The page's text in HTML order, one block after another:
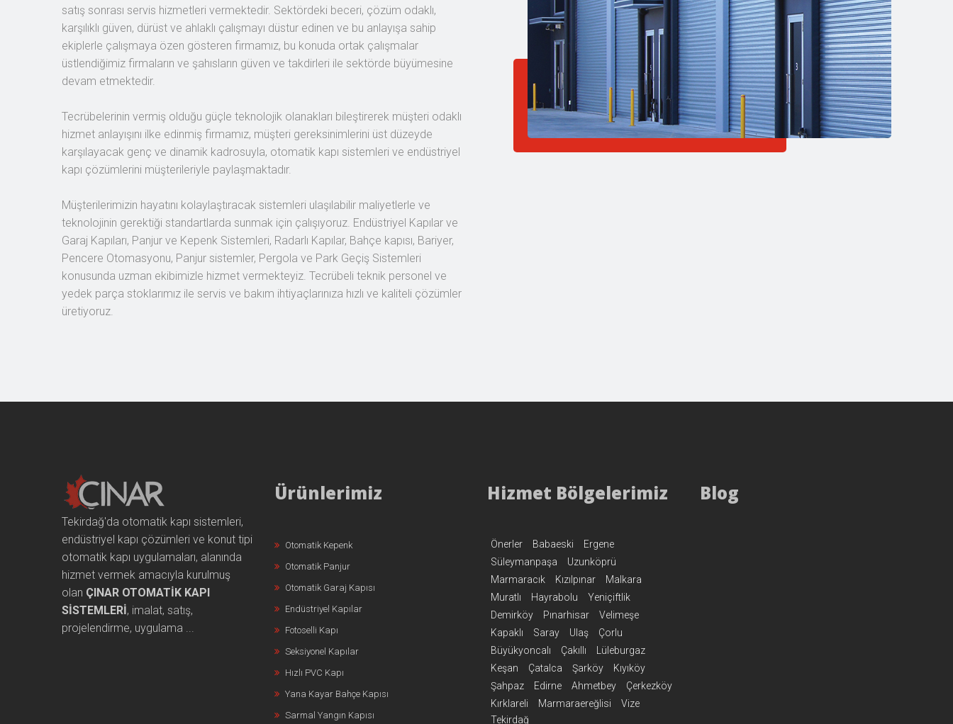
satış sonrası servis hizmetleri vermektedir. Sektördeki beceri, çözüm odaklı,
karşılıklı güven, dürüst ve ahlaklı çalışmayı düstur edinen ve bu anlayışa sahip
ekiplerle çalışmaya özen gösteren firmamız, bu konuda ortak çalışmalar
üstlendiğimiz firmaların ve şahısların güven ve takdirleri ile sektörde büyümesine
devam etmektedir.
Tecrübelerinin vermiş olduğu güçle teknolojik olanakları bileştirerek müşteri odaklı
hizmet anlayışını ilke edinmiş firmamız, müşteri gereksinimlerini üst düzeyde
karşılayacak genç ve dinamik kadrosuyla, otomatik kapı sistemleri ve endüstriyel
kapı çözümlerini müşterileriyle paylaşmaktadır.
Müşterilerimizin hayatını kolaylaştıracak sistemleri ulaşılabilir maliyetlerle ve
teknolojinin gerektiği standartlarda sunmak için çalışıyoruz. Endüstriyel Kapılar ve
Garaj Kapıları, Panjur ve Kepenk Sistemleri, Radarlı Kapılar, Bahçe kapısı, Bariyer,
Pencere Otomasyonu, Panjur sistemler, Pergola ve Park Geçiş Sistemleri
konusunda uzman ekibimizle hizmet vermekteyiz. Tecrübeli teknik personel ve
yedek parça stoklarımız ile servis ve bakım ihtiyaçlarınıza hızlı ve kaliteli çözümler
üretiyoruz.
Tekirdağ'da otomatik kapı sistemleri,
endüstriyel kapı çözümleri ve konut tipi
otomatik kapı uygulamaları, alanında
hizmet vermek amacıyla kurulmuş
olan ÇINAR OTOMATİK KAPI
SİSTEMLERİ, imalat, satış,
projelendirme, uygulama ...
Ürünlerimiz
Otomatik Kepenk
Otomatik Panjur
Otomatik Garaj Kapısı
Endüstriyel Kapılar
Fotoselli Kapı
Seksiyonel Kapılar
Hızlı PVC Kapı
Yana Kayar Bahçe Kapısı
Sarmal Yangın Kapısı
Hizmet Bölgelerimiz
Önerler Babaeski
Ergene
Süleymanpaşa
Uzunköprü
Marmaracık
Kızılpınar
Malkara
Muratlı
Hayrabolu
Yeniçiftlik
Demirköy
Pınarhisar
Velimeşe
Kapaklı
Saray Ulaş
Çorlu
Büyükyoncalı
Çakıllı
Lüleburgaz
Keşan
Çatalca Şarköy
Kıyıköy
Şahpaz
Edirne Ahmetbey
Çerkezköy
Kırklareli
Marmaraereğlisi
Vize
Tekirdağ
Blog